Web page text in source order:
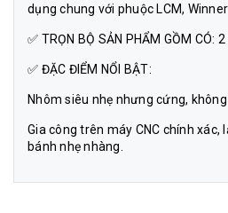
dụng chung với phuộc LCM, Winner
✅ TRỌN BỘ SẢN PHẨM GỒM CÓ:
✅ ĐẶC ĐIỂM NỔI BẬT:
Nhôm siêu nhẹ nhưng cứng,
Gia công trên máy CNC chính xác,
bánh nhẹ nhàng.